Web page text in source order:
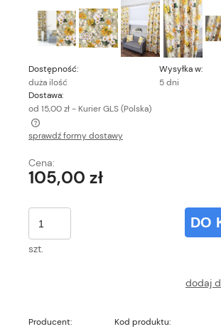
Dostępność:
duża ilość
Wysyłka w:
5 dni
Dostawa:
od 15,00 zł- Kurier GLS(Polska)
Cena nie zawiera ewentualnych kosztów
sprawdź formy dostawy
Cena:
105,00 zł
szt.
DO
dodaj
Producent: Kod produktu: